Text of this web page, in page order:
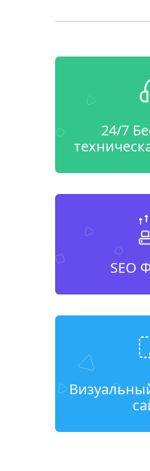
24/7
SEO